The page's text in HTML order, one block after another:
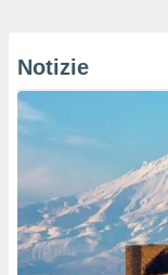
Notizie